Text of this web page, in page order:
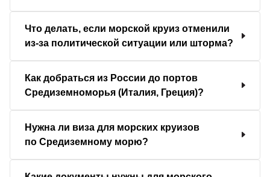
Что делать, если морской круиз отменили
из-за политической ситуации или шторма?
Как добраться из России до портов
Средиземноморья (Италия, Греция)?
Нужна ли виза для морских круизов
по Средиземному морю?